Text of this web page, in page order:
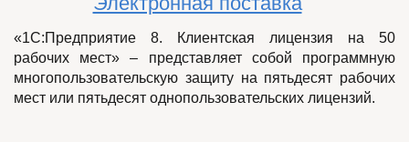
«1С:Предприятие 8. Клиентская лицензия на 50
рабочих мест» – представляет собой программную
многопользовательскую защиту на пятьдесят рабочих
мест или пятьдесят однопользовательских лицензий.